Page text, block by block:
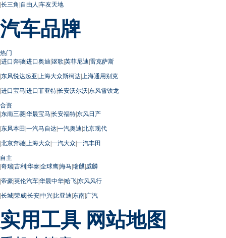
|长三角 |自由人 |车友天地
汽车品牌
热门
|进口奔驰|进口奥迪|讴歌|英菲尼迪|雷克萨斯
|东风悦达起亚| 上海大众斯柯达| 上海通用别克
|进口宝马|进口菲亚特|长安沃尔沃|东风雪铁龙
合资
|东南三菱|华晨宝马|长安福特|东风日产
|东风本田 |一汽马自达|一汽奥迪|北京现代
|北京奔驰| 上海大众|一汽大众|一汽丰田
自主
|奇瑞|吉利|华泰|全球鹰|海马|瑞麒|威麟
|帝豪|英伦汽车|华晨中华|哈飞|东风风行
|长城|荣威|长安|中兴|比亚迪|东南|广汽
实用工具 网站地图